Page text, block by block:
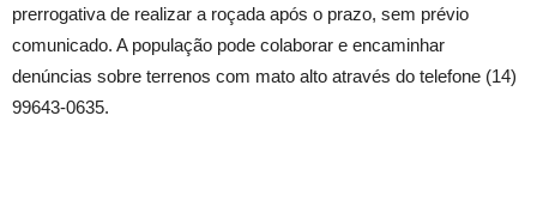
prerrogativa de realizar a roçada após o prazo, sem prévio
comunicado. A população pode colaborar e encaminhar
denúncias sobre terrenos com mato alto através do telefone (14)
99643-0635.